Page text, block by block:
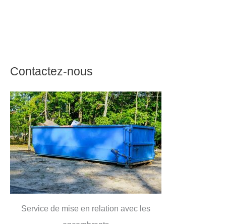
Contactez-nous
Service de mise en relation avec les